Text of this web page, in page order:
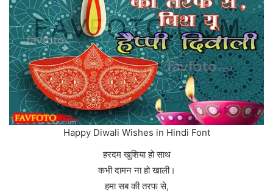
Happy Diwali Wishes in Hindi Font
हरदम खुशिया हो साथ
कभी दामन ना हो खाली।
हमा सब की तरफ से,